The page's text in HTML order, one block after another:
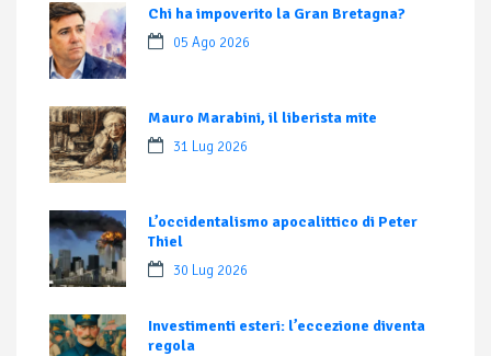
Chi ha impoverito la Gran Bretagna?
05 Ago 2026
Mauro Marabini, il liberista mite
31 Lug 2026
L’occidentalismo apocalittico di Peter
Thiel
30 Lug 2026
Investimenti esteri: l’eccezione diventa
regola